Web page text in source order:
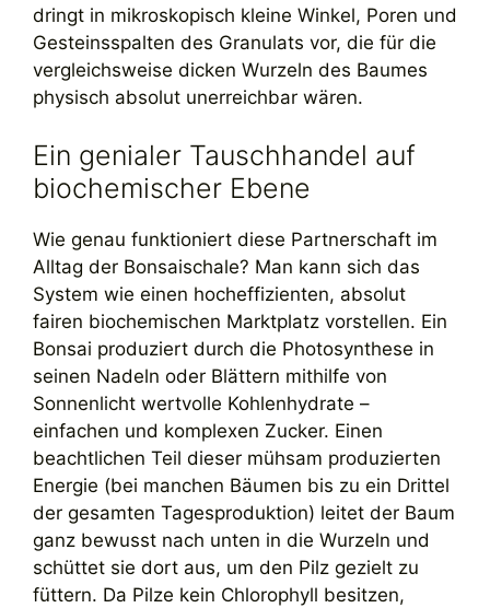
dringt in mikroskopisch kleine Winkel, Poren und
Gesteinsspalten des Granulats vor, die für die
vergleichsweise dicken Wurzeln des Baumes
physisch absolut unerreichbar wären.
Ein genialer Tauschhandel auf
biochemischer Ebene
Wie genau funktioniert diese Partnerschaft im
Alltag der Bonsaischale? Man kann sich das
System wie einen hocheffizienten, absolut
fairen biochemischen Marktplatz vorstellen. Ein
Bonsai produziert durch die Photosynthese in
seinen Nadeln oder Blättern mithilfe von
Sonnenlicht wertvolle Kohlenhydrate –
einfachen und komplexen Zucker. Einen
beachtlichen Teil dieser mühsam produzierten
Energie (bei manchen Bäumen bis zu ein Drittel
der gesamten Tagesproduktion) leitet der Baum
ganz bewusst nach unten in die Wurzeln und
schüttet sie dort aus, um den Pilz gezielt zu
füttern. Da Pilze kein Chlorophyll besitzen,